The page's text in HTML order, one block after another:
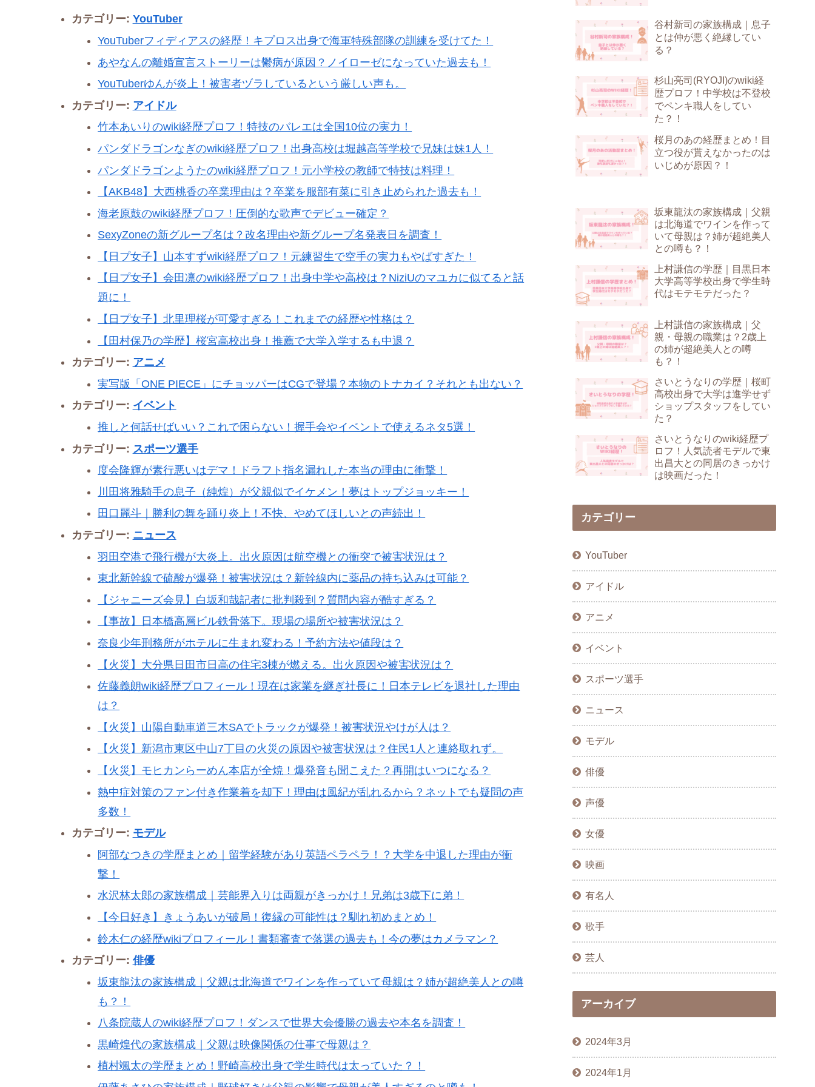
カテゴリー: YouTuber
YouTuberフィディアスの経歴！キプロス出身で海軍特殊部隊の訓練を受けてた！
あやなんの離婚宣言ストーリーは鬱病が原因？ノイローゼになっていた過去も！
YouTuberゆんが炎上！被害者ヅラしているという厳しい声も。
カテゴリー: アイドル
竹本あいりのwiki経歴プロフ！特技のバレエは全国10位の実力！
パンダドラゴンなぎのwiki経歴プロフ！出身高校は堀越高等学校で兄妹は妹1人！
パンダドラゴンようたのwiki経歴プロフ！元小学校の教師で特技は料理！
【AKB48】大西桃香の卒業理由は？卒業を服部有菜に引き止められた過去も！
海老原鼓のwiki経歴プロフ！圧倒的な歌声でデビュー確定？
SexyZoneの新グループ名は？改名理由や新グループ名発表日を調査！
【日プ女子】山本すずwiki経歴プロフ！元練習生で空手の実力もやばすぎた！
【日プ女子】会田凛のwiki経歴プロフ！出身中学や高校は？NiziUのマユカに似てると話
題に！
【日プ女子】北里理桜が可愛すぎる！これまでの経歴や性格は？
【田村保乃の学歴】桜宮高校出身！推薦で大学入学するも中退？
カテゴリー: アニメ
実写版「ONE PIECE」にチョッパーはCGで登場？本物のトナカイ？それとも出ない？
カテゴリー: イベント
推しと何話せばいい？これで困らない！握手会やイベントで使えるネタ5選！
カテゴリー: スポーツ選手
度会隆輝が素行悪いはデマ！ドラフト指名漏れした本当の理由に衝撃！
川田将雅騎手の息子（純煌）が父親似でイケメン！夢はトップジョッキー！
田口麗斗｜勝利の舞を踊り炎上！不快、やめてほしいとの声続出！
カテゴリー: ニュース
羽田空港で飛行機が大炎上。出火原因は航空機との衝突で被害状況は？
東北新幹線で硫酸が爆発！被害状況は？新幹線内に薬品の持ち込みは可能？
【ジャニーズ会見】白坂和哉記者に批判殺到？質問内容が酷すぎる？
【事故】日本橋高層ビル鉄骨落下。現場の場所や被害状況は？
奈良少年刑務所がホテルに生まれ変わる！予約方法や値段は？
【火災】大分県日田市日高の住宅3棟が燃える。出火原因や被害状況は？
佐藤義朗wiki経歴プロフィール！現在は家業を継ぎ社長に！日本テレビを退社した理由
は？
【火災】山陽自動車道三木SAでトラックが爆発！被害状況やけが人は？
【火災】新潟市東区中山7丁目の火災の原因や被害状況は？住民1人と連絡取れず。
【火災】モヒカンらーめん本店が全焼！爆発音も聞こえた？再開はいつになる？
熱中症対策のファン付き作業着を却下！理由は風紀が乱れるから？ネットでも疑問の声
多数！
カテゴリー: モデル
阿部なつきの学歴まとめ｜留学経験があり英語ペラペラ！？大学を中退した理由が衝
撃！
水沢林太郎の家族構成｜芸能界入りは両親がきっかけ！兄弟は3歳下に弟！
【今日好き】きょうあいが破局！復縁の可能性は？馴れ初めまとめ！
鈴木仁の経歴wikiプロフィール！書類審査で落選の過去も！今の夢はカメラマン？
カテゴリー: 俳優
坂東龍汰の家族構成｜父親は北海道でワインを作っていて母親は？姉が超絶美人との噂
も？！
八条院蔵人のwiki経歴プロフ！ダンスで世界大会優勝の過去や本名を調査！
黒崎煌代の家族構成｜父親は映像関係の仕事で母親は？
植村颯太の学歴まとめ！野崎高校出身で学生時代は太っていた？！
谷村新司の家族構成｜息子
とは仲が悪く絶縁してい
る？
杉山亮司(RYOJI)のwiki経
歴プロフ！中学校は不登校
でペンキ職人をしてい
た？！
桜月のあの経歴まとめ！目
立つ役が貰えなかったのは
いじめが原因？！
坂東龍汰の家族構成｜父親
は北海道でワインを作って
いて母親は？姉が超絶美人
との噂も？！
上村謙信の学歴｜目黒日本
大学高等学校出身で学生時
代はモテモテだった？
上村謙信の家族構成｜父
親・母親の職業は？2歳上
の姉が超絶美人との噂
も？！
さいとうなりの学歴｜桜町
高校出身で大学は進学せず
ショップスタッフをしてい
た？
さいとうなりのwiki経歴プ
ロフ！人気読者モデルで東
出昌大との同居のきっかけ
は映画だった！
カテゴリー
YouTuber
アイドル
アニメ
イベント
スポーツ選手
ニュース
モデル
俳優
声優
女優
映画
有名人
歌手
芸人
アーカイブ
2024年3月
2024年1月